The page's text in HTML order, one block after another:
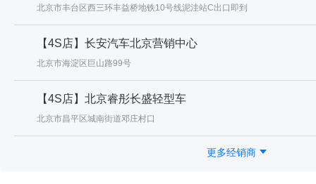
北京市丰台区西三环丰益桥地铁10号线泥洼站C出口即到
【4S店】长安汽车北京营销中心
北京市海淀区巨山路99号
【4S店】北京睿彤长盛轻型车
北京市昌平区城南街道邓庄村口
更多经销商